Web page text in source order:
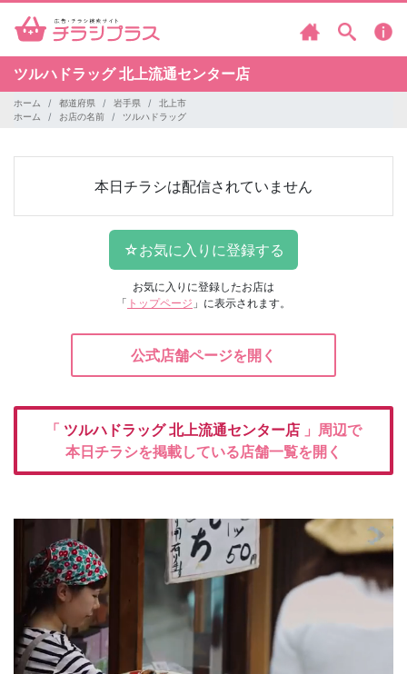
ツルハドラッグ北上流通センター店
ホーム 都道府県 岩手県
北上市
ホーム
お店の名前 ツルハドラッグ
本日チラシは配信されていません
お気に入りに登録したお店は
「 トップページ 」に表示されます。
公式店舗ページを開く
「 ツルハドラッグ北上流通センター店 」周辺で
本日チラシを掲載している店舗一覧を開く